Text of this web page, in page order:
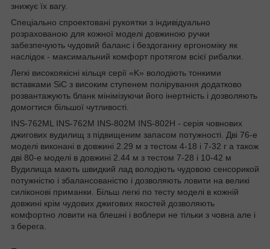
знижує їх вагу.
Спеціально спроектовані рукоятки з індивідуально
розрахованою для кожної моделі довжиною ручки
забезпечують чудовий баланс і бездоганну ергономіку як
наслідок - максимальний комфорт протягом всієї рибалки.
Легкі високоякісні кільця серії «K» володіють тонкими
вставками SiC з високим ступенем полірування додатково
розвантажують бланк мінімізуючи його інертність і дозволяють
домогтися більшої чутливості.
INS-762ML INS-762M INS-802M INS-802H - серія човнових
джигових вудилищ з підвищеним запасом потужності. Дві 76-е
моделі виконані в довжині 2.29 м з тестом 4-18 і 7-32 г а також
дві 80-е моделі в довжині 2.44 м з тестом 7-28 і 10-42 м
Вудилища мають швидкий лад володіють чудовою сенсорикой
потужністю і збалансованістю і дозволяють ловити на великі
силіконові приманки. Більш легкі по тесту моделі в кожній
довжині крім чудових джигових якостей дозволяють
комфортно ловити на блешні і воблери не тільки з човна але і
з берега.